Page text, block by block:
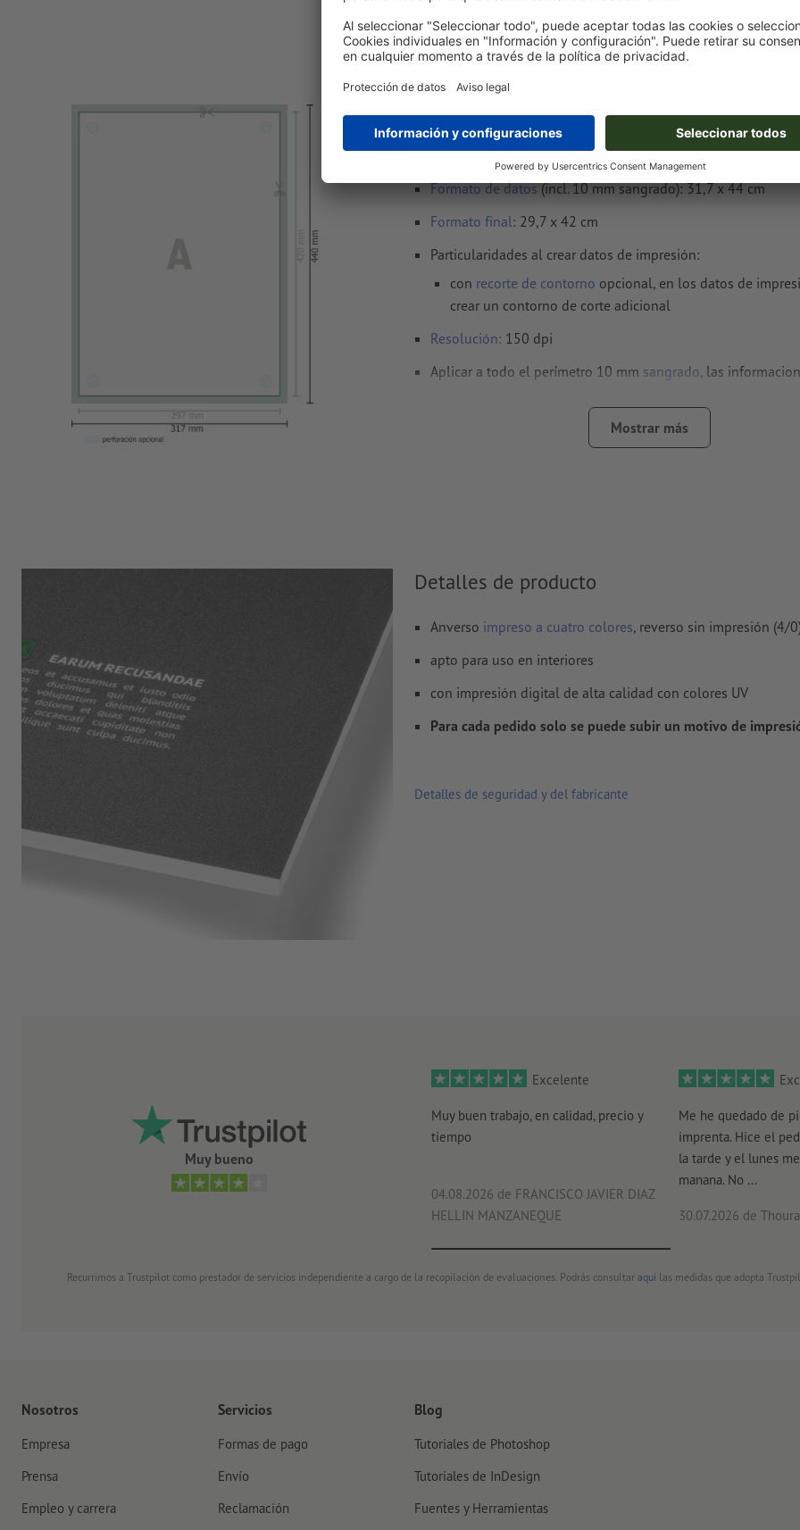
Peso: aprox.
124,42 g
Notas sobre archivos de impresión Placas de
blanda, A3
Formato de datos(incl. 10 mm sangrado): 31,7 x 44 cm
Formato final: 29,7 x 42 cm
Particularidades al crear datos de impresión:
con recorte de contorno opcional, en los datos de
crear un contorno de corte adicional
Resolución: 150 dpi
Aplicar a todo el perímetro 10 mm sangrado, las
han de estar completamente incrustadas o
El contenido en loscampos de formulario se imprime
¿Cómo creo archivos de impresión correctamente?
Mostrar más
Detalles de producto
Anverso impreso a cuatro colores, reverso sin impresión (4/
apto para uso en interiores
con impresión digital de alta calidad con colores UV
Para cada pedido solo se puede subir un motivo de
Detalles de seguridad y del fabricante
Muy bueno
Excelente
Muy buen trabajo, en calidad, precio y
tiempo
04.08.2026 de FRANCISCO JAVIER DIAZ
HELLIN MANZANEQUE
Me he quedado de
imprenta. Hice el
la tarde y el lunes
manana. No ...
30.07.2026 de
Recurrimos a Trustpilot como prestador de servicios independiente a cargo de la recopilación de evaluaciones. Podrás consultar aquí las medidas que adopta
Nosotros
Empresa
Prensa
Empleo y carrera
Servicios
Formas de pago
Envío
Reclamación
Blog
Tutoriales de Photoshop
Tutoriales de InDesign
Fuentes y Herramientas